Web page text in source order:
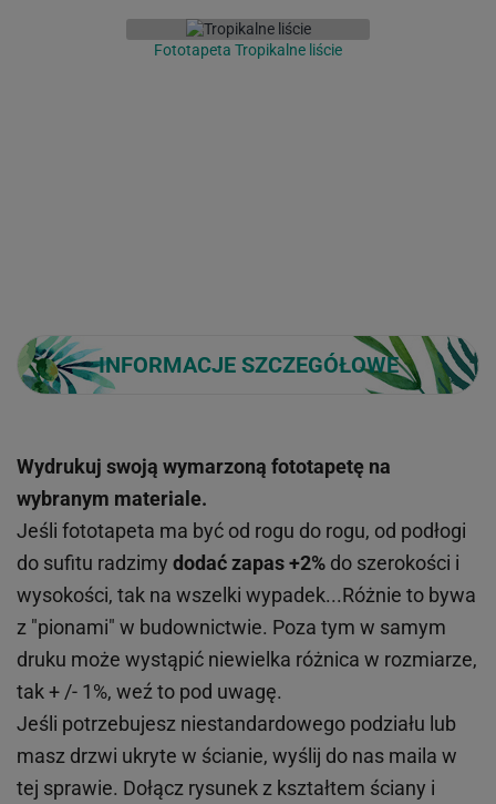
Fototapeta Tropikalne liście
INFORMACJE SZCZEGÓŁOWE
Wydrukuj swoją wymarzoną fototapetę na
wybranym materiale.
Jeśli fototapeta ma być od rogu do rogu, od podłogi
do sufitu radzimy dodać zapas +2% do szerokości i
wysokości, tak na wszelki wypadek...Różnie to bywa
z "pionami" w budownictwie. Poza tym w samym
druku może wystąpić niewielka różnica w rozmiarze,
tak + /- 1%, weź to pod uwagę.
Jeśli potrzebujesz niestandardowego podziału lub
masz drzwi ukryte w ścianie, wyślij do nas maila w
tej sprawie. Dołącz rysunek z kształtem ściany i